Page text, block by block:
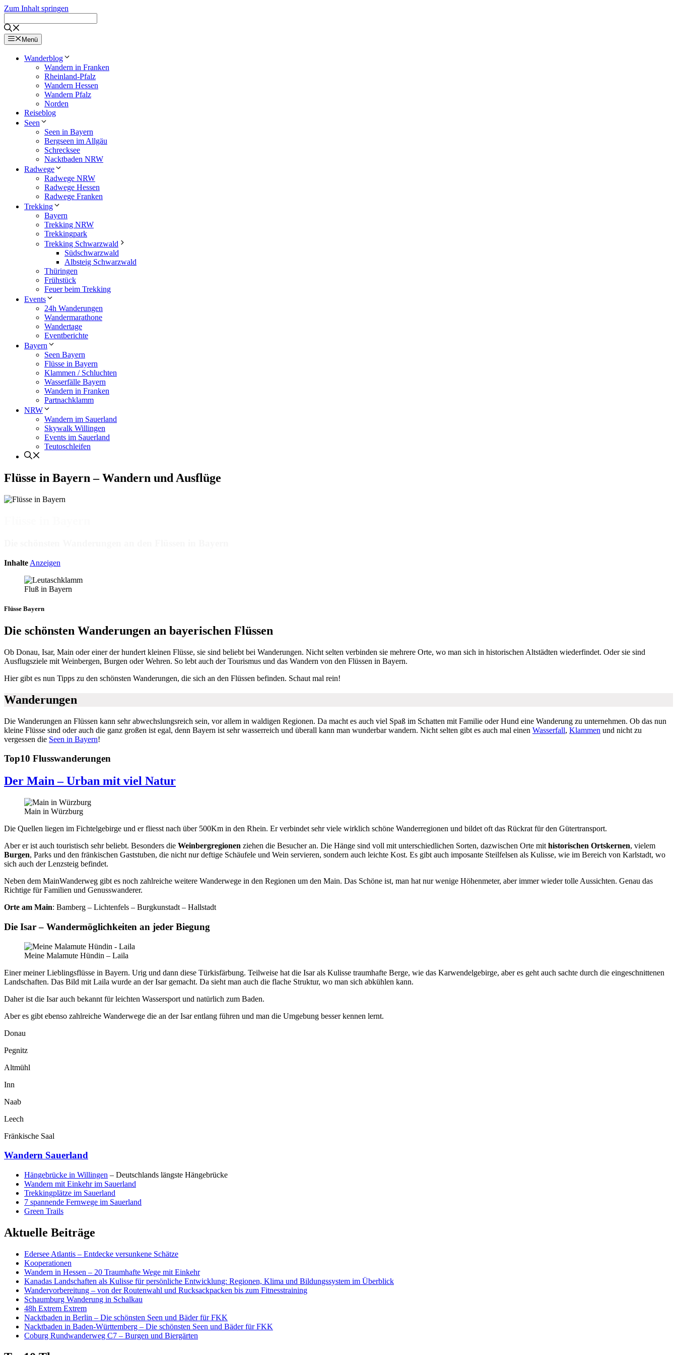
Zum Inhalt springen
Menü
Wanderblog
Wandern in Franken
Rheinland-Pfalz
Wandern Hessen
Wandern Pfalz
Norden
Reiseblog
Seen
Seen in Bayern
Bergseen im Allgäu
Schrecksee
Nacktbaden NRW
Radwege
Radwege NRW
Radwege Hessen
Radwege Franken
Trekking
Bayern
Trekking NRW
Trekkingpark
Trekking Schwarzwald
Südschwarzwald
Albsteig Schwarzwald
Thüringen
Frühstück
Feuer beim Trekking
Events
24h Wanderungen
Wandermarathone
Wandertage
Eventberichte
Bayern
Seen Bayern
Flüsse in Bayern
Klammen / Schluchten
Wasserfälle Bayern
Wandern in Franken
Partnachklamm
NRW
Wandern im Sauerland
Skywalk Willingen
Events im Sauerland
Teutoschleifen
Flüsse in Bayern – Wandern und Ausflüge
Inhalte Anzeigen
Fluß in Bayern
Flüsse Bayern
Die schönsten Wanderungen an bayerischen Flüssen
Ob Donau, Isar, Main oder einer der hundert kleinen Flüsse, sie sind beliebt bei Wanderungen. Nicht selten verbinden sie mehrere Orte, wo man sich in historischen Altstädten wiederfindet. Oder sie sind
Ausflugsziele mit Weinbergen, Burgen oder Wehren. So lebt auch der Tourismus und das Wandern von den Flüssen in Bayern.
Hier gibt es nun Tipps zu den schönsten Wanderungen, die sich an den Flüssen befinden. Schaut mal rein!
Wanderungen
Die Wanderungen an Flüssen kann sehr abwechslungsreich sein, vor allem in waldigen Regionen. Da macht es auch viel Spaß im Schatten mit Familie oder Hund eine Wanderung zu unternehmen. Ob das nun
kleine Flüsse sind oder auch die ganz großen ist egal, denn Bayern ist sehr wasserreich und überall kann man wunderbar wandern. Nicht selten gibt es auch mal einen Wasserfall, Klammen und nicht zu
vergessen die Seen in Bayern!
Top10 Flusswanderungen
Der Main – Urban mit viel Natur
Main in Würzburg
Die Quellen liegen im Fichtelgebirge und er fliesst nach über 500Km in den Rhein. Er verbindet sehr viele wirklich schöne Wanderregionen und bildet oft das Rückrat für den Gütertransport.
Aber er ist auch touristisch sehr beliebt. Besonders die Weinbergregionen ziehen die Besucher an. Die Hänge sind voll mit unterschiedlichen Sorten, dazwischen Orte mit historischen Ortskernen, vielem
Burgen, Parks und den fränkischen Gaststuben, die nicht nur deftige Schäufele und Wein servieren, sondern auch leichte Kost. Es gibt auch imposante Steilfelsen als Kulisse, wie im Bereich von Karlstadt, wo
sich auch der Lenzsteig befindet.
Neben dem MainWanderweg gibt es noch zahlreiche weitere Wanderwege in den Regionen um den Main. Das Schöne ist, man hat nur wenige Höhenmeter, aber immer wieder tolle Aussichten. Genau das
Richtige für Familien und Genusswanderer.
Orte am Main: Bamberg – Lichtenfels – Burgkunstadt – Hallstadt
Die Isar – Wandermöglichkeiten an jeder Biegung
Meine Malamute Hündin – Laila
Einer meiner Lieblingsflüsse in Bayern. Urig und dann diese Türkisfärbung. Teilweise hat die Isar als Kulisse traumhafte Berge, wie das Karwendelgebirge, aber es geht auch sachte durch die eingeschnittenen
Landschaften. Das Bild mit Laila wurde an der Isar gemacht. Da sieht man auch die flache Struktur, wo man sich abkühlen kann.
Daher ist die Isar auch bekannt für leichten Wassersport und natürlich zum Baden.
Aber es gibt ebenso zahlreiche Wanderwege die an der Isar entlang führen und man die Umgebung besser kennen lernt.
Donau
Pegnitz
Altmühl
Inn
Naab
Leech
Fränkische Saal
Wandern Sauerland
Hängebrücke in Willingen – Deutschlands längste Hängebrücke
Wandern mit Einkehr im Sauerland
Trekkingplätze im Sauerland
7 spannende Fernwege im Sauerland
Green Trails
Aktuelle Beiträge
Edersee Atlantis – Entdecke versunkene Schätze
Kooperationen
Wandern in Hessen – 20 Traumhafte Wege mit Einkehr
Kanadas Landschaften als Kulisse für persönliche Entwicklung: Regionen, Klima und Bildungssystem im Überblick
Wandervorbereitung – von der Routenwahl und Rucksackpacken bis zum Fitnesstraining
Schaumburg Wanderung in Schalkau
48h Extrem Extrem
Nacktbaden in Berlin – Die schönsten Seen und Bäder für FKK
Nacktbaden in Baden-Württemberg – Die schönsten Seen und Bäder für FKK
Coburg Rundwanderweg C7 – Burgen und Biergärten